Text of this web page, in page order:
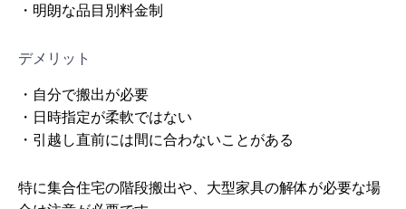
・明朗な品目別料金制
デメリット
・自分で搬出が必要
・日時指定が柔軟ではない
・引越し直前には間に合わないことがある
特に集合住宅の階段搬出や、大型家具の解体が必要な場